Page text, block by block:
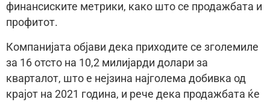
финансиските метрики, како што се продажбата и
профитот.
Компанијата објави дека приходите се зголемиле
за 16 отсто на 10,2 милијарди долари за
кварталот, што е нејзина најголема добивка од
крајот на 2021 година, и рече дека продажбата ќе